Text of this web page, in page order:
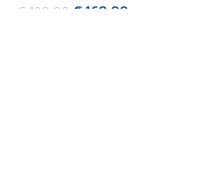
€ 180,00 € 168,00